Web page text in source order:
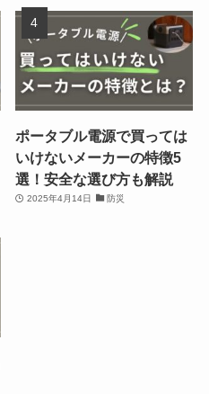
ポータブル電源で買っては
いけないメーカーの特徴5
選！安全な選び方も解説
2025年4月14日 防災